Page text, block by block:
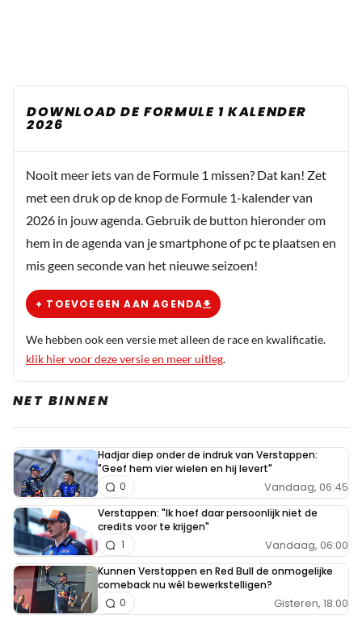
DOWNLOAD DE FORMULE 1 KALENDER
2026
Nooit meer iets van de Formule 1 missen? Dat kan! Zet
met een druk op de knop de Formule 1-kalender van
2026 in jouw agenda. Gebruik de button hieronder om
hem in de agenda van je smartphone of pc te plaatsen en
mis geen seconde van het nieuwe seizoen!
+ TOEVOEGEN AAN AGENDA
We hebben ook een versie met alleen de race en kwalificatie.
klik hier voor deze versie en meer uitleg.
NET BINNEN
Hadjar diep onder de indruk van Verstappen:
"Geef hem vier wielen en hij levert"
Vandaag, 06:45
0
Verstappen: "Ik hoef daar persoonlijk niet de
credits voor te krijgen"
Vandaag, 06:00
1
Kunnen Verstappen en Red Bull de onmogelijke
comeback nu wél bewerkstelligen?
Gisteren, 18:00
0